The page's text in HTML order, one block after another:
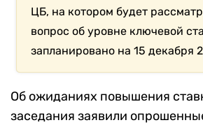
ЦБ, на котором будет
вопрос об уровне ключевой
запланировано на 15 декабря
Об ожиданиях повышения
заседания заявили